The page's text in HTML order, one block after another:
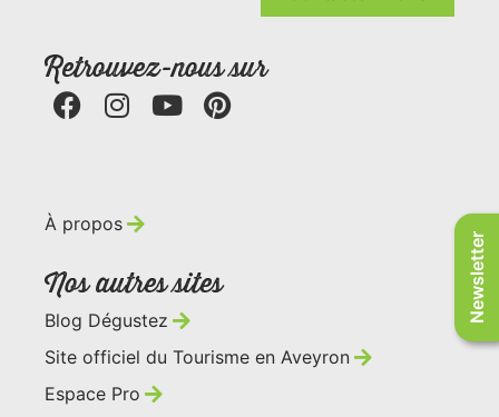
Retrouvez-nous sur
À propos
Nos autres sites
Blog Dégustez
Site officiel du Tourisme en Aveyron
Espace Pro
Newsletter